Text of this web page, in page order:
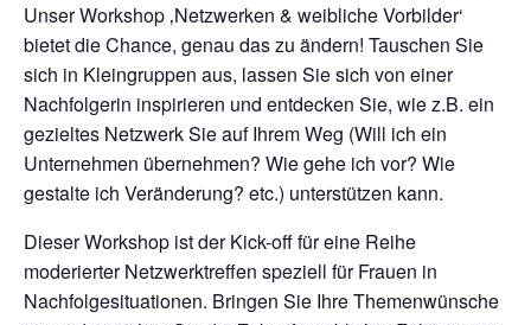
Unser Workshop ‚Netzwerken & weibliche Vorbilder‘
bietet die Chance, genau das zu ändern! Tauschen Sie
sich in Kleingruppen aus, lassen Sie sich von einer
Nachfolgerin inspirieren und entdecken Sie, wie z.B. ein
gezieltes Netzwerk Sie auf Ihrem Weg (Will ich ein
Unternehmen übernehmen? Wie gehe ich vor? Wie
gestalte ich Veränderung? etc.) unterstützen kann.
Dieser Workshop ist der Kick-off für eine Reihe
moderierter Netzwerktreffen speziell für Frauen in
Nachfolgesituationen. Bringen Sie Ihre Themenwünsche